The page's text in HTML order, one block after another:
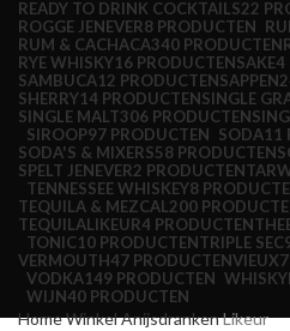
READY TO DRINK COCKTAILS22
ROGGE JENEVER8 PRODUCTEN
RUM & CACHACA340 PRODUCTEN
RYE WHISKY16 PRODUCTENSAKE4
SAMBUCA12 PRODUCTENSAPPEN
SHERRY14 PRODUCTENSINGLE
SINGLE MALT306 PRODUCTEN
SIROOP97 PRODUCTEN SODA11
SODA'S & MIXERS58 PRODUCTEN
SPELT JENEVER2 PRODUCTEN
TENNESSEE WHISKEY8
TEQUILA & MEZCAL200
TEQUILALIKEUR4 PRODUCTEN
TONIC10 PRODUCTENTRIPLE SEC
VERMOUTH47 PRODUCTENVIEUX
VODKA149 PRODUCTEN
WIJN40 PRODUCTEN
HomeWinkelAnijsdrankenLikeur